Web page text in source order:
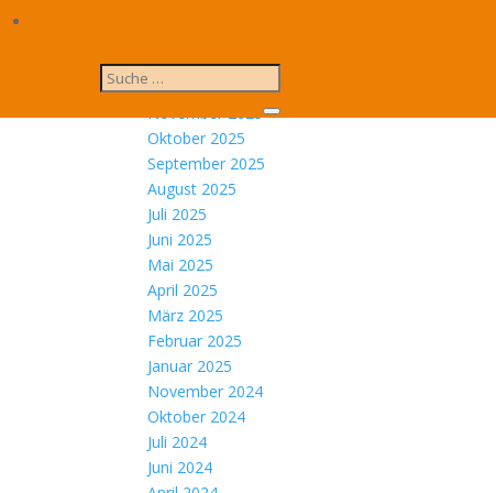
Februar 2026
Dezember 2025
November 2025
Oktober 2025
September 2025
August 2025
Juli 2025
Juni 2025
Mai 2025
April 2025
März 2025
Februar 2025
Januar 2025
November 2024
Oktober 2024
Juli 2024
Juni 2024